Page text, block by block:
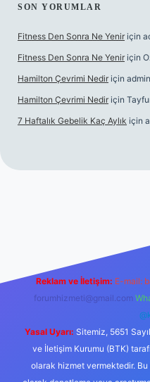
SON YORUMLAR
Fitness Den Sonra Ne Yenir için
Fitness Den Sonra Ne Yenir için
Hamilton Çevrimi Nedir için admin
Hamilton Çevrimi Nedir için
7 Haftalık Gebelik Kaç Aylık için
Reklam ve İletişim: E-mail:
forumhizmeti@gmail.com
Yasal Uyarı: Sitemiz, 5651
ve İletişim Kurumu (BTK)
olarak hizmet vermektedir.